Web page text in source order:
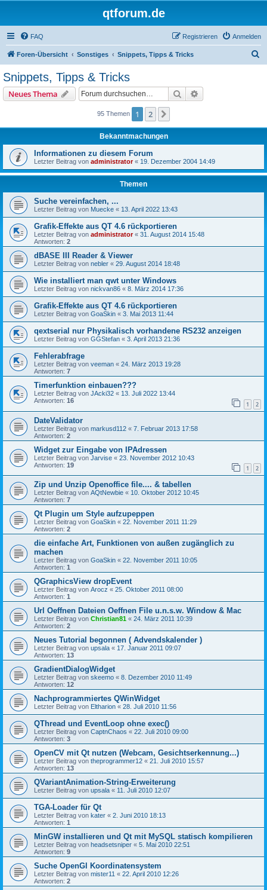
qtforum.de
FAQ Anmelden
Registrieren
Foren-Übersicht Sonstiges Snippets, Tipps & Tricks
Snippets, Tipps & Tricks
Neues Thema Suche
95 Themen 1 2
Bekanntmachungen
Informationen zu diesem Forum
Letzter Beitrag von administrator« 19. Dezember 2004 14:49
Themen
Suche vereinfachen, ...
Letzter Beitrag von Muecke « 13. April 2022 13:43
Grafik-Effekte aus QT 4.6 rückportieren
Letzter Beitrag von administrator« 31. August 2014 15:48
Antworten: 2
dBASE III Reader & Viewer
Letzter Beitrag von nebler « 29. August 2014 18:48
Wie installiert man qwt unter Windows
Letzter Beitrag von nickvan86 « 8. März 2014 17:36
Grafik-Effekte aus QT 4.6 rückportieren
Letzter Beitrag von GoaSkin « 3. Mai 2013 11:44
qextserial nur Physikalisch vorhandene RS232 anzeigen
Letzter Beitrag von GGStefan « 3. April 2013 21:36
Fehlerabfrage
Letzter Beitrag von veeman « 24. März 2013 19:28
Antworten: 7
Timerfunktion einbauen???
Letzter Beitrag von JAcki32 « 13. Juli 2022 13:44
Antworten: 16 1 2
DateValidator
Letzter Beitrag von markusd112 « 7. Februar 2013 17:58
Antworten: 2
Widget zur Eingabe von IPAdressen
Letzter Beitrag von Jarvise « 23. November 2012 10:43
Antworten: 19 1 2
Zip und Unzip Openoffice file.... & tabellen
Letzter Beitrag von AQtNewbie « 10. Oktober 2012 10:45
Antworten: 7
Qt Plugin um Style aufzupeppen
Letzter Beitrag von GoaSkin « 22. November 2011 11:29
Antworten: 2
die einfache Art, Funktionen von außen zugänglich zu
machen
Letzter Beitrag von GoaSkin « 22. November 2011 10:05
Antworten: 1
QGraphicsView dropEvent
Letzter Beitrag von Arocz « 25. Oktober 2011 08:00
Antworten: 1
Url Oeffnen Dateien Oeffnen File u.n.s.w. Window & Mac
Letzter Beitrag von Christian81 « 24. März 2011 10:39
Antworten: 2
Neues Tutorial begonnen ( Advendskalender )
Letzter Beitrag von upsala « 17. Januar 2011 09:07
Antworten: 13
GradientDialogWidget
Letzter Beitrag von skeemo « 8. Dezember 2010 11:49
Antworten: 12
Nachprogrammiertes QWinWidget
Letzter Beitrag von Eltharion « 28. Juli 2010 11:56
QThread und EventLoop ohne exec()
Letzter Beitrag von CaptnChaos « 22. Juli 2010 09:00
Antworten: 3
OpenCV mit Qt nutzen (Webcam, Gesichtserkennung...)
Letzter Beitrag von theprogrammer12 « 21. Juli 2010 15:57
Antworten: 13
QVariantAnimation-String-Erweiterung
Letzter Beitrag von upsala « 11. Juli 2010 12:07
TGA-Loader für Qt
Letzter Beitrag von kater « 2. Juni 2010 18:13
Antworten: 1
MinGW installieren und Qt mit MySQL statisch kompilieren
Letzter Beitrag von headsetsniper « 5. Mai 2010 22:51
Antworten: 9
Suche OpenGl Koordinatensystem
Letzter Beitrag von mister11 « 22. April 2010 12:26
Antworten: 2